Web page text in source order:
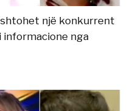
një konkurrent
informacione nga